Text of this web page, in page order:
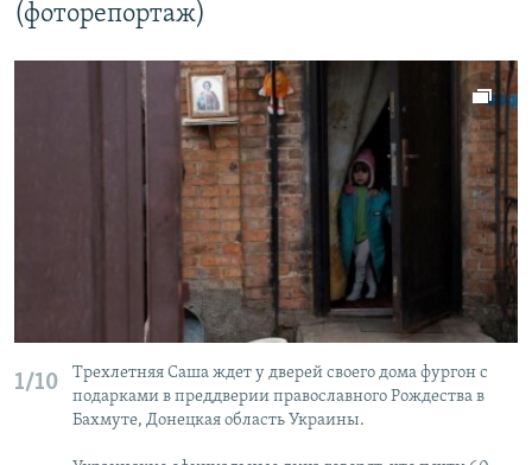
(фоторепортаж)
1/10
Трехлетняя Саша ждет у дверей своего дома фургон с
подарками в преддверии православного Рождества в
Бахмуте, Донецкая область Украины.